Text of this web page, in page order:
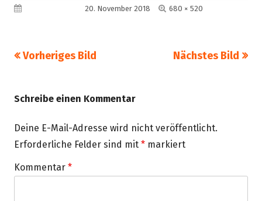
Veröffentlicht am20. November 2018 Volle
680 × 520
Vorheriges Bild Nächstes Bild
Schreibe einen Kommentar
Deine E-Mail-Adresse wird nicht veröffentlicht.
Erforderliche Felder sind mit * markiert
Kommentar *